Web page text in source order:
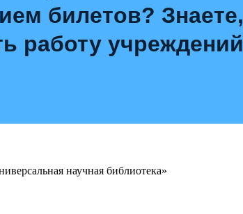
билетов? Знаете,
работу учреждений
научная библиотека»